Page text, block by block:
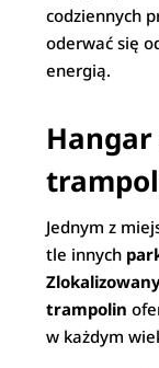
codziennych
oderwać się
energią.
Jednym z
tle innych
trampolin
w każdym